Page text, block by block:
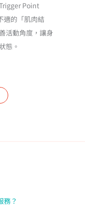
Point
適的「肌肉結
活動角度，讓身
態。
務？